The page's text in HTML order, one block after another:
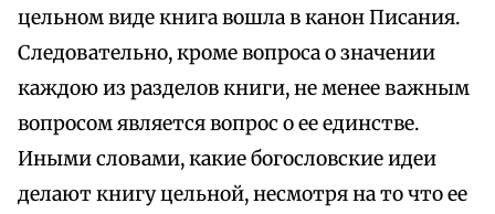
цельном виде книга вошла в канон Писания.
Следовательно, кроме вопроса о значении
каждою из разделов книги, не менее важным
вопросом является вопрос о ее единстве.
Иными словами, какие богословские идеи
делают книгу цельной, несмотря на то что ее